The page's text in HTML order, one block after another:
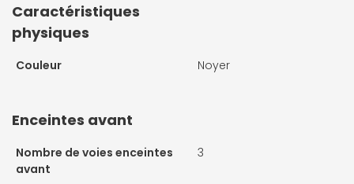
Caractéristiques
physiques
Couleur Noyer
Enceintes avant
Nombre de voies enceintes
avant
3